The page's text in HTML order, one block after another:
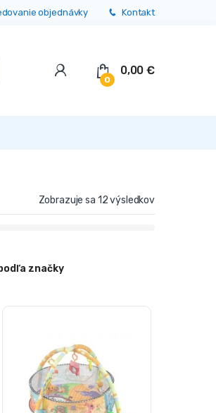
objednávky Kontakt
0
0,00€
Zobrazuje sa 12 výsledkov
značky